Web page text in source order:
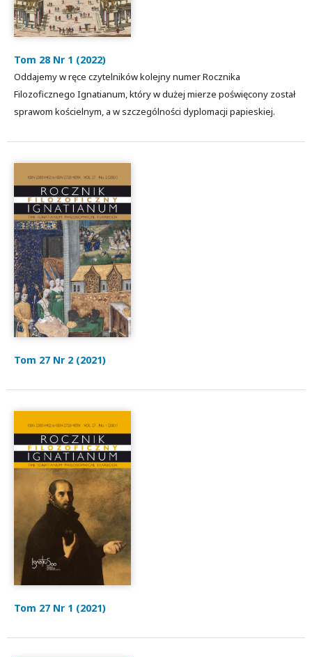
Tom 28 Nr 1 (2022)
Oddajemy w ręce czytelników kolejny numer Rocznika
Filozoficznego Ignatianum, który w dużej mierze poświęcony został
sprawom kościelnym, a w szczególności dyplomacji papieskiej.
Tom 27 Nr 2 (2021)
Tom 27 Nr 1 (2021)